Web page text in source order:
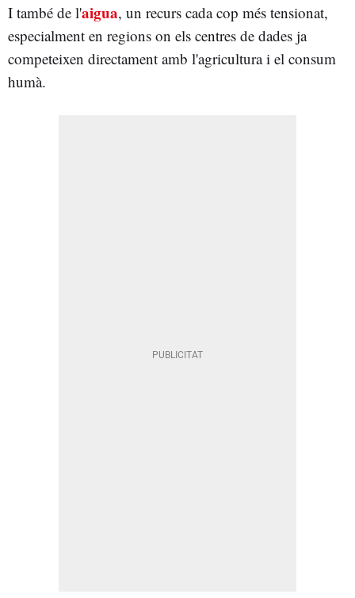
I també de l'aigua, un recurs cada cop més tensionat,
especialment en regions on els centres de dades ja
competeixen directament amb l'agricultura i el consum
humà.